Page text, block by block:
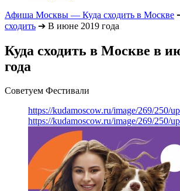
Афиша Москвы — Куда сходить в Москве
сходить ➔ В июне 2019 года
Куда сходить в Москве в
года
Советуем Фестивали
https://kudamoscow.ru/image/269/250/
https://kudamoscow.ru/image/269/250/